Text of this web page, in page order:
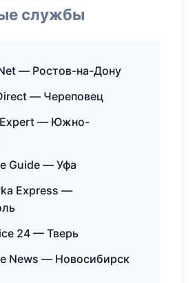
службы
— Ростов-на-Дону
— Череповец
— Южно-
Guide — Уфа
Express —
24 — Тверь
News — Новосибирск